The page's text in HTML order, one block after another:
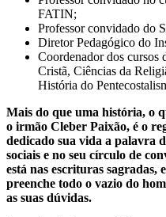
FATIN;
Professor convidado do
Diretor Pedagógico do
Coordenador dos cursos
Cristã, Ciências da
História do
Mais do que uma história, o
o irmão Cleber Paixão, é o
dedicado sua vida a palavra
sociais e no seu círculo de
está nas escrituras sagradas,
preenche todo o vazio do
as suas dúvidas.